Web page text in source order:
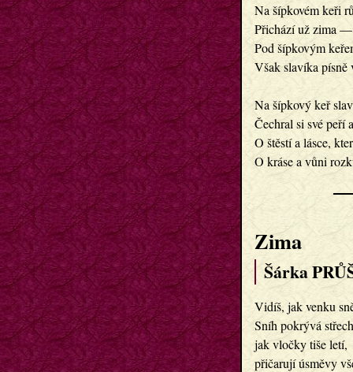
Na šípkovém keři
Přichází už zima
Pod šípkovým
Však slavíka písně
Na šípkový keř
Čechral si své peří
O štěstí a lásce,
O kráse a vůni
Zima
Šárka
Vidíš, jak venku
Sníh pokrývá
jak vločky tiše letí,
přičarují úsměvy